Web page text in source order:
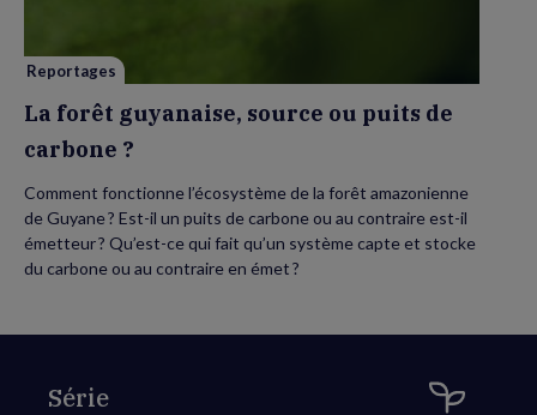
Reportages
La forêt guyanaise, source ou puits de
carbone ?
Comment fonctionne l’écosystème de la forêt amazonienne
de Guyane ? Est-il un puits de carbone ou au contraire est-il
émetteur ? Qu’est-ce qui fait qu’un système capte et stocke
du carbone ou au contraire en émet ?
Série